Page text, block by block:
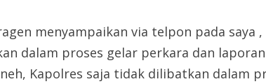
menyampaikan via telpon pada saya
dalam proses gelar perkara dan
Kapolres saja tidak dilibatkan dalam